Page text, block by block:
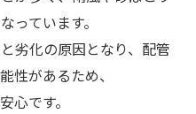
っています。
劣化の原因となり、配管
性があるため、
心です。